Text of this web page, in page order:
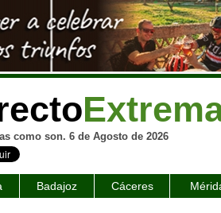
como son. 6 de Agosto de 2026
Badajoz Cáceres